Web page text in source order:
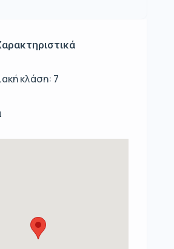
κλάση: 7